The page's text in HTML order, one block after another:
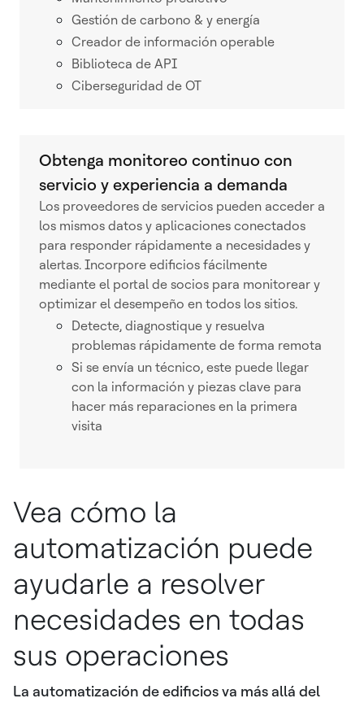
Gestión de carbono & y energía
Creador de información operable
Biblioteca de API
Ciberseguridad de OT
Obtenga monitoreo continuo con
servicio y experiencia a demanda
Los proveedores de servicios pueden acceder a
los mismos datos y aplicaciones conectados
para responder rápidamente a necesidades y
alertas. Incorpore edificios fácilmente
mediante el portal de socios para monitorear y
optimizar el desempeño en todos los sitios.
Detecte, diagnostique y resuelva
problemas rápidamente de forma remota
Si se envía un técnico, este puede llegar
con la información y piezas clave para
hacer más reparaciones en la primera
visita
Vea cómo la
automatización puede
ayudarle a resolver
necesidades en todas
sus operaciones
La automatización de edificios va más allá del